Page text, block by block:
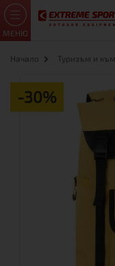
МЕНЮ
Начало Туризъм и
-30%